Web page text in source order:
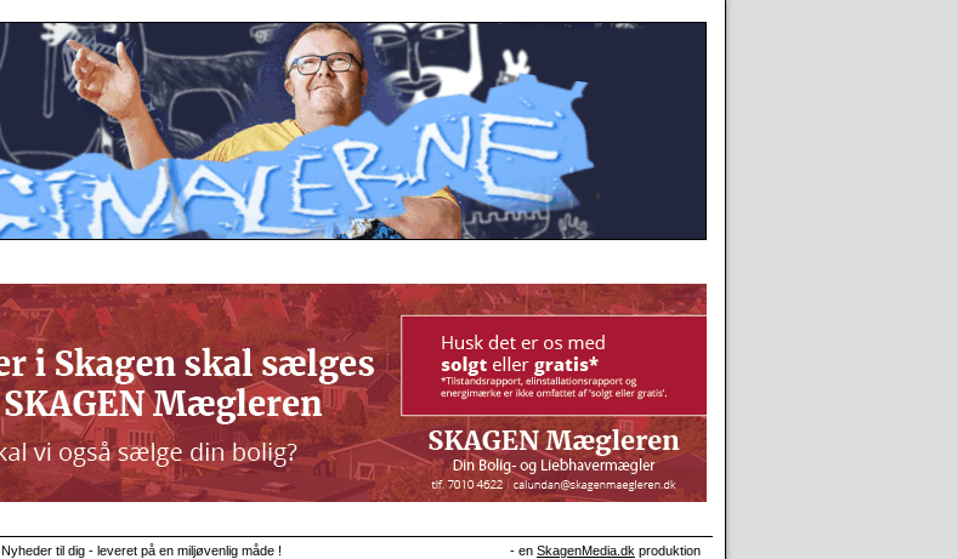
Nyheder til dig - leveret på en miljøvenlig måde ! - en SkagenMedia.dk produktion